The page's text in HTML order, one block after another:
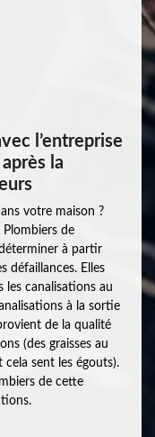
l’entreprise
la
votre maison ?
Plombiers de
à partir
défaillances. Elles
les canalisations au
à la sortie
de la qualité
(des graisses au
cela sent les égouts).
de cette